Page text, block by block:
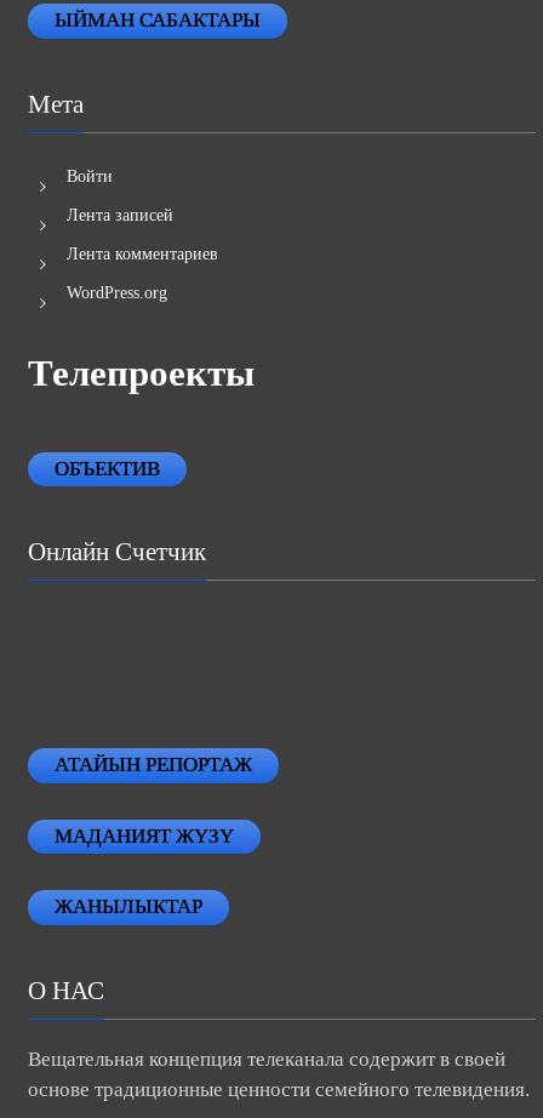
ЫЙМАН САБАКТАРЫ
Мета
Войти
Лента записей
Лента комментариев
WordPress.org
Телепроекты
ОБЪЕКТИВ
Онлайн Счетчик
АТАЙЫН РЕПОРТАЖ
МАДАНИЯТ ЖҮЗҮ
ЖАНЫЛЫКТАР
О НАС
Вещательная концепция телеканала содержит в своей
основе традиционные ценности семейного телевидения.